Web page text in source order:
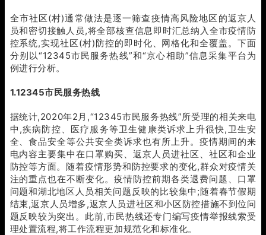
全市社区(村)通常做法是逐一筛查疫情高风险地区的返京人
员和密切接触人员,将全部核查信息即时汇总纳入全市疫情防
控系统,实现社区(村)防控的即时化、网格化和全覆盖。下面
分别以“12345市民服务热线”和“京心相助”信息采集平台为
例进行分析。
1.12345市民服务热线
据统计,2020年2月,“12345市民服务热线”所受理的相关来电
中,疾病防控、医疗服务等卫生健康类诉求上升很快,卫生安
全、食品安全等公共安全类诉求也有所上升。疫情期间的来
电内容主要集中在口罩购买、返京人员进社区、社区和企业
防控等方面。随着疫情形势和防控要求的变化,群众对疫情关
注的重点也在不断变化。疫情防控前期各类退费问题、口罩
问题和湖北地区人员相关问题反映的比较集中;随着春节假期
结束,返京人员增多,返京人员进社区和小区防控措施不到位问
题反映较为突出。此前,市民热线还专门编写疫情举报线索受
理处置流程,将工作流程更加规范化和标准化。